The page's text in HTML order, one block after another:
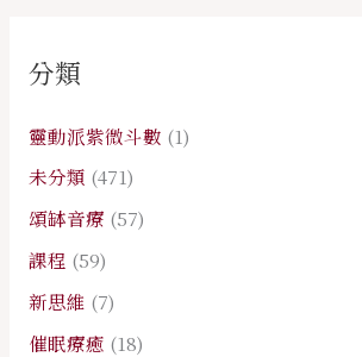
分類
靈動派紫微斗數 (1)
未分類 (471)
頌缽音療 (57)
課程 (59)
新思維 (7)
催眠療癒 (18)